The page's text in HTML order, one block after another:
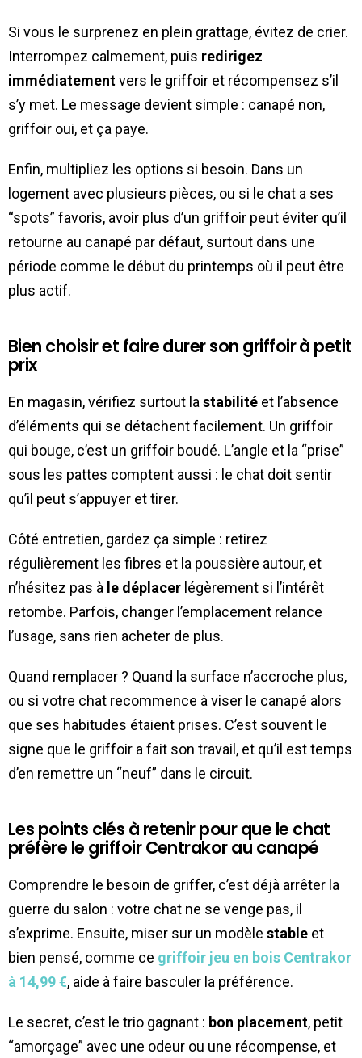
Si vous le surprenez en plein grattage, évitez de crier.
Interrompez calmement, puis redirigez
immédiatementvers le griffoir et récompensez s’il
s’y met. Le message devient simple : canapé non,
griffoir oui, et ça paye.
Enfin, multipliez les options si besoin. Dans un
logement avec plusieurs pièces, ou si le chat a ses
“spots” favoris, avoir plus d’un griffoir peut éviter qu’il
retourne au canapé par défaut, surtout dans une
période comme le début du printemps où il peut être
plus actif.
Bien choisir et faire durer son griffoir à petit
prix
En magasin, vérifiez surtout lastabilité et l’absence
d’éléments qui se détachent facilement. Un griffoir
qui bouge, c’est un griffoir boudé. L’angle et la “prise”
sous les pattes comptent aussi : le chat doit sentir
qu’il peut s’appuyer et tirer.
Côté entretien, gardez ça simple : retirez
régulièrement les fibres et la poussière autour, et
n’hésitez pas à le déplacer légèrement si l’intérêt
retombe. Parfois, changer l’emplacement relance
l’usage, sans rien acheter de plus.
Quand remplacer ? Quand la surface n’accroche plus,
ou si votre chat recommence à viser le canapé alors
que ses habitudes étaient prises. C’est souvent le
signe que le griffoir a fait son travail, et qu’il est temps
d’en remettre un “neuf” dans le circuit.
Les points clés à retenir pour que le chat
préfère le griffoir Centrakor au canapé
Comprendre le besoin de griffer, c’est déjà arrêter la
guerre du salon : votre chat ne se venge pas, il
s’exprime. Ensuite, miser sur un modèle stable et
bien pensé, comme ce griffoir jeu en bois Centrakor
à 14,99 €, aide à faire basculer la préférence.
Le secret, c’est le trio gagnant : bon placement, petit
“amorçage” avec une odeur ou une récompense, et